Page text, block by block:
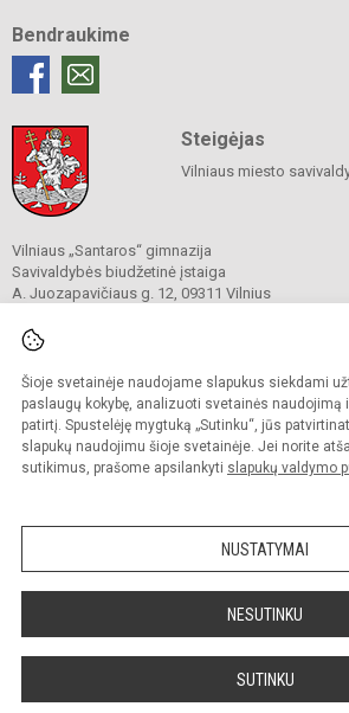
Šioje svetainėje naudojame slapukus siekdami
paslaugų kokybę, analizuoti svetainės naudojimą
patirtį. Spustelėję mygtuką „Sutinku“, jūs
slapukų naudojimu šioje svetainėje. Jei norite
sutikimus, prašome apsilankyti slapukų valdymo
NUSTATYMAI
NESUTINKU
SUTINKU
Bendraukime
Steigėjas
Vilniaus miesto
Vilniaus „Santaros“ gimnazija
Savivaldybės biudžetinė įstaiga
A. Juozapavičiaus g. 12, 09311 Vilnius
El. p.
Duomenys kaupiami ir saugomi
Juridinių asmenų registre
Įmonės kodas 304089960
Kopijuoti turinį be raštiško gimnazijos
Prieinamumo paraiška Slapukų
Sumanus būdas atnaujinti